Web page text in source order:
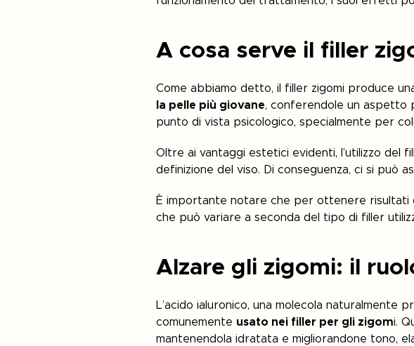
A cosa serve il filler
Come abbiamo detto, il filler zigomi produce
la pelle più giovane, conferendole un aspetto
punto di vista psicologico, specialmente per
Oltre ai vantaggi estetici evidenti, l’utilizzo del
definizione del viso. Di conseguenza, ci si può
È importante notare che per ottenere risultati
che può variare a seconda del tipo di filler
Alzare gli zigomi: il
L’acido ialuronico, una molecola naturalmente
comunemente usato nei filler per gli zigomi.
mantenendola idratata e migliorandone tono,